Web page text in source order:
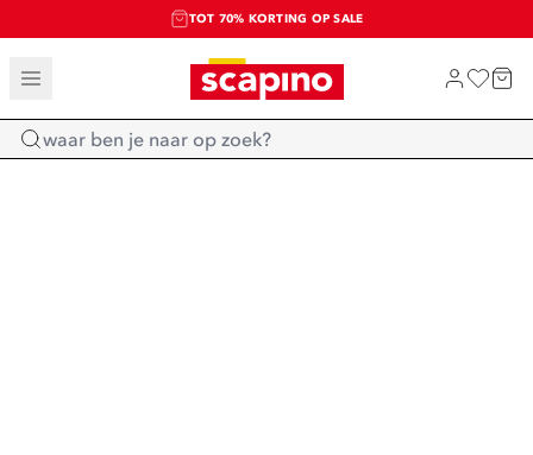
TOT 70% KORTING OP SALE
SALE: LAATSTE KANS!
SHOP NIEUW
Home